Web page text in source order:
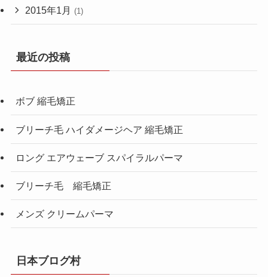
2015年1月 (1)
最近の投稿
ボブ 縮毛矯正
ブリーチ毛 ハイダメージヘア 縮毛矯正
ロング エアウェーブ スパイラルパーマ
ブリーチ毛 縮毛矯正
メンズ クリームパーマ
日本ブログ村